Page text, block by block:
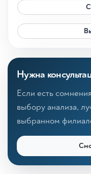
Нужна
Если есть
выбору анализа,
выбранном